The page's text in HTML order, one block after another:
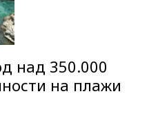
над 350.000
на плажи